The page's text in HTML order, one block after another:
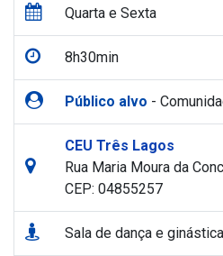
Quarta e Sexta
8h30min
Público alvo -
CEU Três Lagos
Rua Maria Moura da
CEP: 04855257
Sala de dança e ginástica